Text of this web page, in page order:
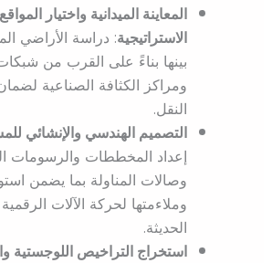
المعاينة الميدانية واختيار
الاستراتيجية: دراسة الأراضي
بينها بناءً على القرب من
ومراكز الكثافة الصناعية
النقل.
التصميم الهندسي والإنشائي
إعداد المخططات والرسومات
وصالات المناولة بما يضمن
وملاءمتها لحركة الآلات
الحديثة.
استخراج التراخيص اللوجستية